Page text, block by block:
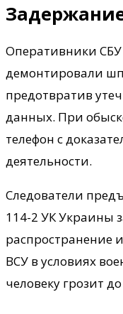
Оперативники
демонтировали
предотвратив
данных. При
телефон с
деятельности.
Следователи
114-2 УК Украины
ВСУ в условиях
человеку грозит